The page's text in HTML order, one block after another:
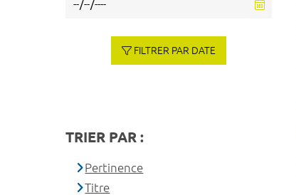
FILTRER PAR DATE
TRIER PAR :
Pertinence
Titre